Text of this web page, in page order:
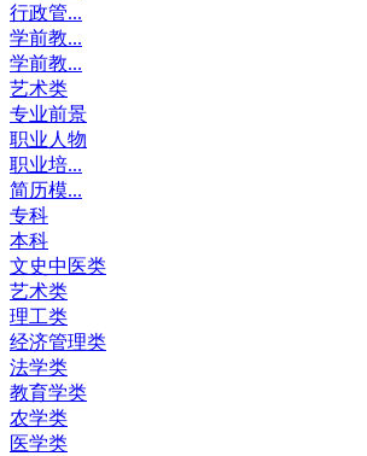
行政管...
学前教...
学前教...
艺术类
专业前景
职业人物
职业培...
简历模...
专科
本科
文史中医类
艺术类
理工类
经济管理类
法学类
教育学类
农学类
医学类